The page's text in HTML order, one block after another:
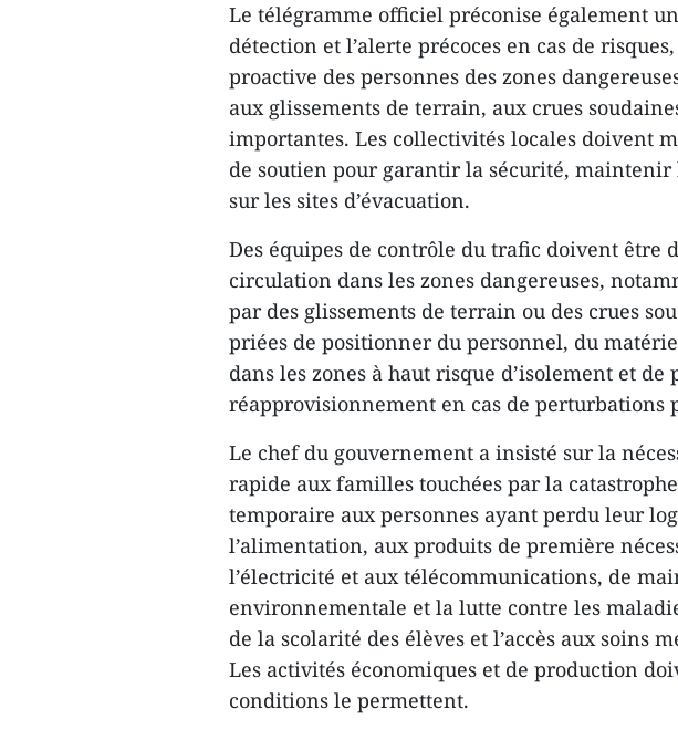
Le télégramme officiel préconise également
détection et l’alerte précoces en cas de
proactive des personnes des zones
aux glissements de terrain, aux crues
importantes. Les collectivités locales doivent
de soutien pour garantir la sécurité, maintenir
sur les sites d’évacuation.
Des équipes de contrôle du trafic doivent être
circulation dans les zones dangereuses,
par des glissements de terrain ou des crues
priées de positionner du personnel, du
dans les zones à haut risque d’isolement et de
réapprovisionnement en cas de perturbations
Le chef du gouvernement a insisté sur la
rapide aux familles touchées par la
temporaire aux personnes ayant perdu leur
l’alimentation, aux produits de première
l’électricité et aux télécommunications, de
environnementale et la lutte contre les
de la scolarité des élèves et l’accès aux soins
Les activités économiques et de production
conditions le permettent.